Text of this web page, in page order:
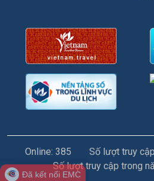
Online: 385
Số lượt truy
Số lượt truy cập trong
Đã kết nối EMC